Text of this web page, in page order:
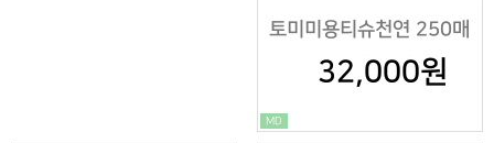
토미미용티슈천연 250매
X3개X8팩
32,000원
MD